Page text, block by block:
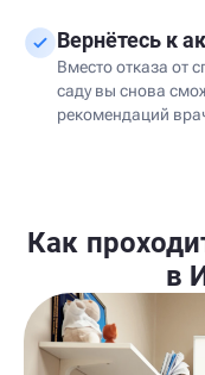
Вернётесь к
Вместо отказа от
саду вы снова
рекомендаций
Как
в